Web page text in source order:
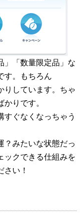
」「数量限定品」な
す。もちろん
りしています。ちゃ
りです。
すぐなくなっちゃう
？みたいな状態だっ
ックできる仕組みを
い！